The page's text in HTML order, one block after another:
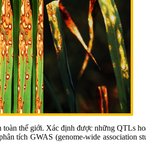
toàn thế giới. Xác định được những QTLs
tích GWAS (genome-wide association